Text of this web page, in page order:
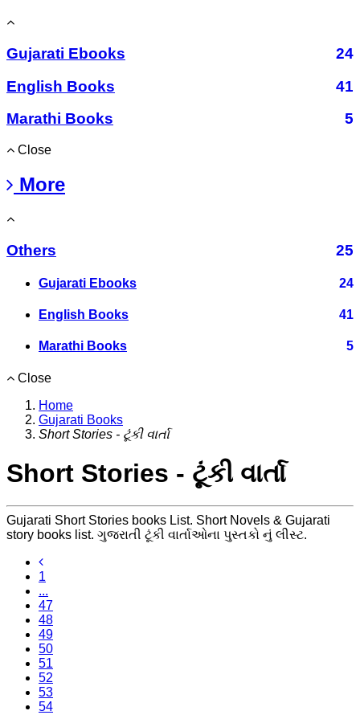
Gujarati Ebooks
24
English Books
41
Marathi Books
5
Close
More
Others 25
Gujarati Ebooks 24
English Books 41
Marathi Books 5
Close
Home
Gujarati Books
Short Stories - ટૂંકી વાર્તા
Short Stories - ટૂંકી વાર્તા
Gujarati Short Stories books List. Short Novels & Gujarati
story books list. ગુજરાતી ટૂંકી વાર્તાઓના પુસ્તકો નું લીસ્ટ.
1
...
47
48
49
50
51
52
53
54